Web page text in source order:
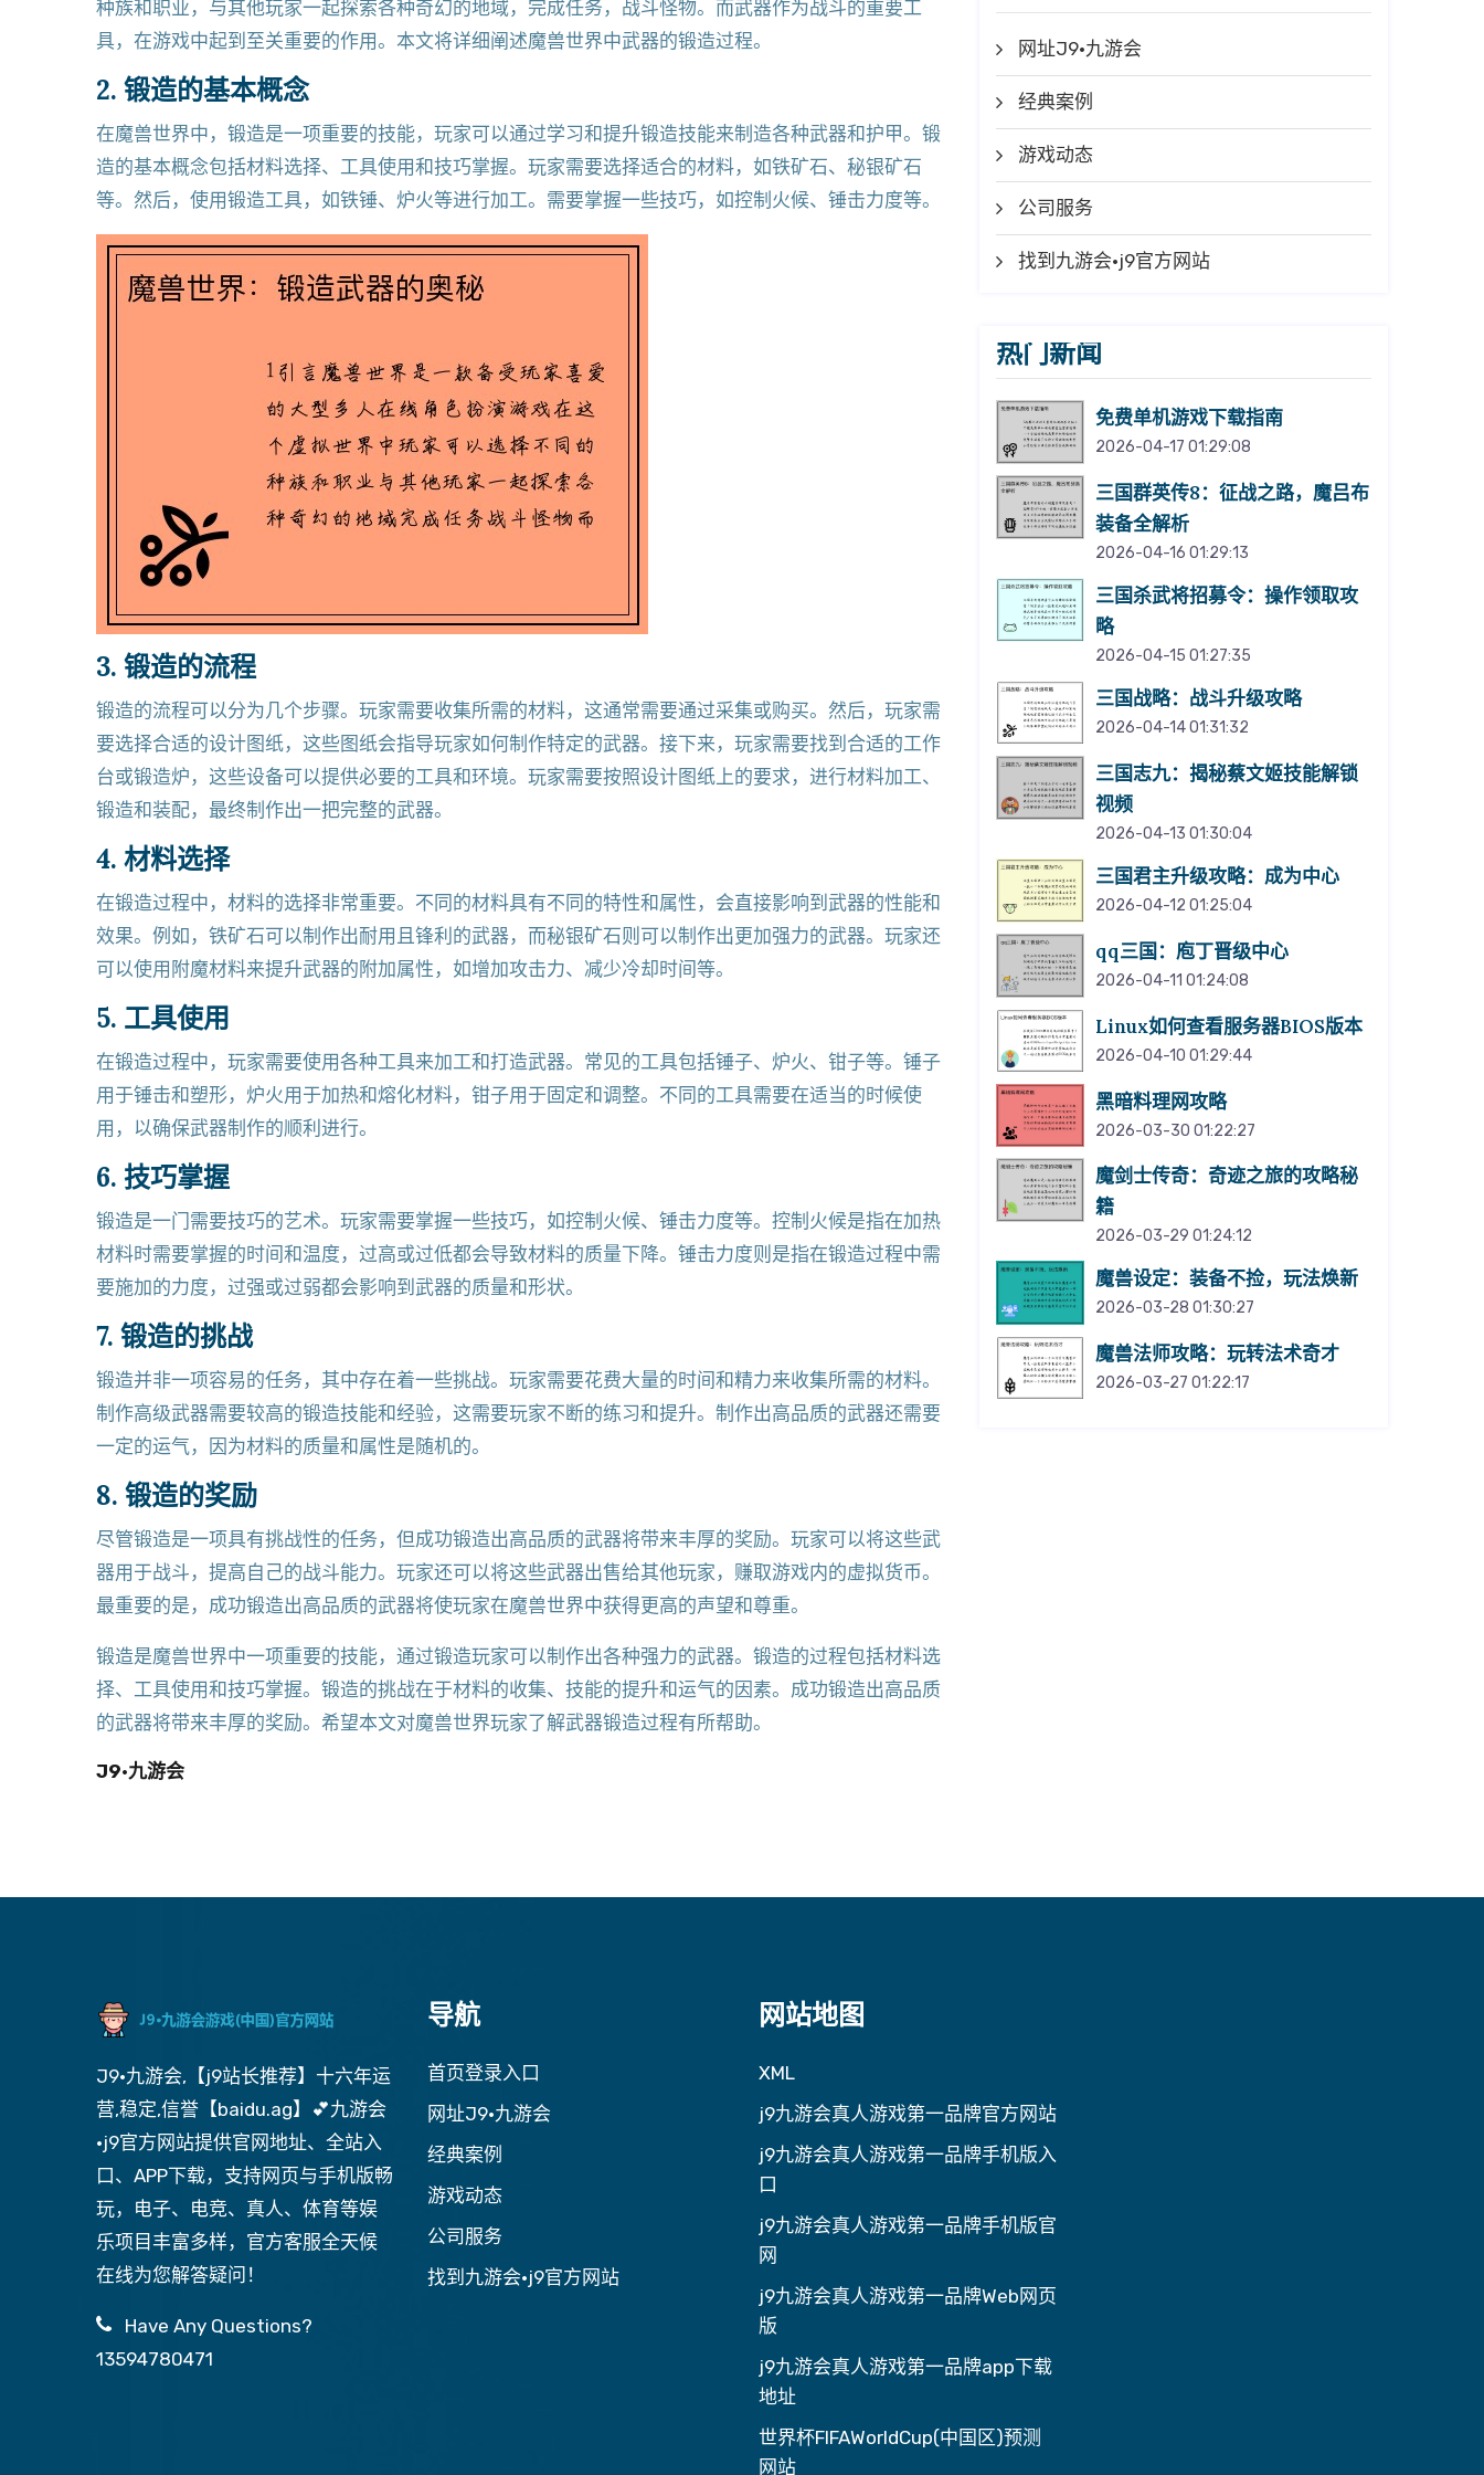
种族和职业，与其他玩家一起探索各种奇幻的地域，完成任务，战斗怪物。而武器作为战斗的重要工
具，在游戏中起到至关重要的作用。本文将详细阐述魔兽世界中武器的锻造过程。
2. 锻造的基本概念
在魔兽世界中，锻造是一项重要的技能，玩家可以通过学习和提升锻造技能来制造各种武器和护甲。锻
造的基本概念包括材料选择、工具使用和技巧掌握。玩家需要选择适合的材料，如铁矿石、秘银矿石
等。然后，使用锻造工具，如铁锤、炉火等进行加工。需要掌握一些技巧，如控制火候、锤击力度等。
3. 锻造的流程
锻造的流程可以分为几个步骤。玩家需要收集所需的材料，这通常需要通过采集或购买。然后，玩家需
要选择合适的设计图纸，这些图纸会指导玩家如何制作特定的武器。接下来，玩家需要找到合适的工作
台或锻造炉，这些设备可以提供必要的工具和环境。玩家需要按照设计图纸上的要求，进行材料加工、
锻造和装配，最终制作出一把完整的武器。
4. 材料选择
在锻造过程中，材料的选择非常重要。不同的材料具有不同的特性和属性，会直接影响到武器的性能和
效果。例如，铁矿石可以制作出耐用且锋利的武器，而秘银矿石则可以制作出更加强力的武器。玩家还
可以使用附魔材料来提升武器的附加属性，如增加攻击力、减少冷却时间等。
5. 工具使用
在锻造过程中，玩家需要使用各种工具来加工和打造武器。常见的工具包括锤子、炉火、钳子等。锤子
用于锤击和塑形，炉火用于加热和熔化材料，钳子用于固定和调整。不同的工具需要在适当的时候使
用，以确保武器制作的顺利进行。
6. 技巧掌握
锻造是一门需要技巧的艺术。玩家需要掌握一些技巧，如控制火候、锤击力度等。控制火候是指在加热
材料时需要掌握的时间和温度，过高或过低都会导致材料的质量下降。锤击力度则是指在锻造过程中需
要施加的力度，过强或过弱都会影响到武器的质量和形状。
7. 锻造的挑战
锻造并非一项容易的任务，其中存在着一些挑战。玩家需要花费大量的时间和精力来收集所需的材料。
制作高级武器需要较高的锻造技能和经验，这需要玩家不断的练习和提升。制作出高品质的武器还需要
一定的运气，因为材料的质量和属性是随机的。
8. 锻造的奖励
尽管锻造是一项具有挑战性的任务，但成功锻造出高品质的武器将带来丰厚的奖励。玩家可以将这些武
器用于战斗，提高自己的战斗能力。玩家还可以将这些武器出售给其他玩家，赚取游戏内的虚拟货币。
最重要的是，成功锻造出高品质的武器将使玩家在魔兽世界中获得更高的声望和尊重。
锻造是魔兽世界中一项重要的技能，通过锻造玩家可以制作出各种强力的武器。锻造的过程包括材料选
择、工具使用和技巧掌握。锻造的挑战在于材料的收集、技能的提升和运气的因素。成功锻造出高品质
的武器将带来丰厚的奖励。希望本文对魔兽世界玩家了解武器锻造过程有所帮助。
J9·九游会
网址J9·九游会
经典案例
游戏动态
公司服务
找到九游会·j9官方网站
热门新闻
免费单机游戏下载指南
2026-04-17 01:29:08
三国群英传8：征战之路，魔吕布
装备全解析
2026-04-16 01:29:13
三国杀武将招募令：操作领取攻
略
2026-04-15 01:27:35
三国战略：战斗升级攻略
2026-04-14 01:31:32
三国志九：揭秘蔡文姬技能解锁
视频
2026-04-13 01:30:04
三国君主升级攻略：成为中心
2026-04-12 01:25:04
qq三国：庖丁晋级中心
2026-04-11 01:24:08
Linux如何查看服务器BIOS版本
2026-04-10 01:29:44
黑暗料理网攻略
2026-03-30 01:22:27
魔剑士传奇：奇迹之旅的攻略秘
籍
2026-03-29 01:24:12
魔兽设定：装备不捡，玩法焕新
2026-03-28 01:30:27
魔兽法师攻略：玩转法术奇才
2026-03-27 01:22:17
J9·九游会,【j9站长推荐】十六年运
营,稳定,信誉【baidu.ag】💕九游会
·j9官方网站提供官网地址、全站入
口、APP下载，支持网页与手机版畅
玩，电子、电竞、真人、体育等娱
乐项目丰富多样，官方客服全天候
在线为您解答疑问！
Have Any Questions?
13594780471
导航
首页登录入口
网址J9·九游会
经典案例
游戏动态
公司服务
找到九游会·j9官方网站
网站地图
XML
j9九游会真人游戏第一品牌官方网站
j9九游会真人游戏第一品牌手机版入
口
j9九游会真人游戏第一品牌手机版官
网
j9九游会真人游戏第一品牌Web网页
版
j9九游会真人游戏第一品牌app下载
地址
世界杯FIFAWorldCup(中国区)预测
网站